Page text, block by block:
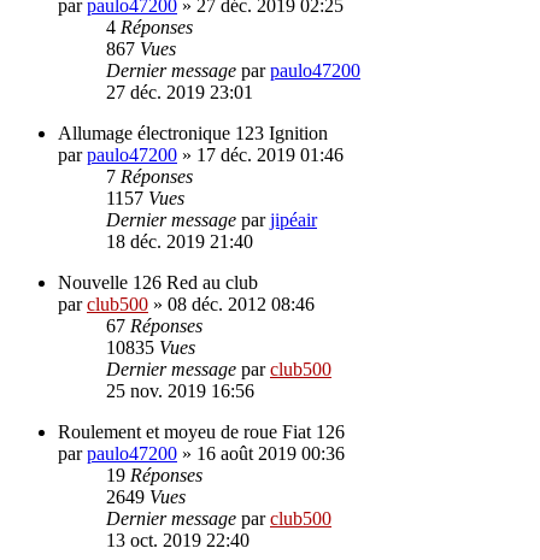
parpaulo47200 » 27 déc. 2019 02:25
4 Réponses
867 Vues
Dernier message parpaulo47200
27 déc. 2019 23:01
Allumage électronique 123 Ignition
parpaulo47200 » 17 déc. 2019 01:46
7 Réponses
1157 Vues
Dernier message parjipéair
18 déc. 2019 21:40
Nouvelle 126 Red au club
parclub500 » 08 déc. 2012 08:46
67 Réponses
10835 Vues
Dernier message parclub500
25 nov. 2019 16:56
Roulement et moyeu de roue Fiat 126
parpaulo47200 » 16 août 2019 00:36
19 Réponses
2649 Vues
Dernier message parclub500
13 oct. 2019 22:40